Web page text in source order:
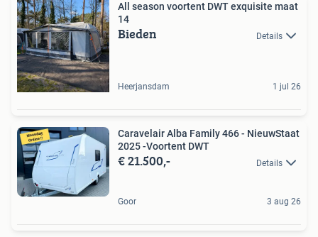
All season voortent DWT exquisite maat
14
Bieden Details
Heerjansdam 1 jul 26
Caravelair Alba Family 466 - NieuwStaat
2025 -Voortent DWT
€ 21.500,- Details
Goor 3 aug 26